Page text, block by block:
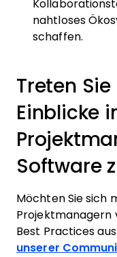
nahtloses
schaffen.
Treten
Einblicke
Software
Möchten Sie sich
Projektmanagern
Best Practices
unserer